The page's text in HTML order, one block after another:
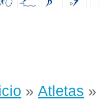
» Atletas